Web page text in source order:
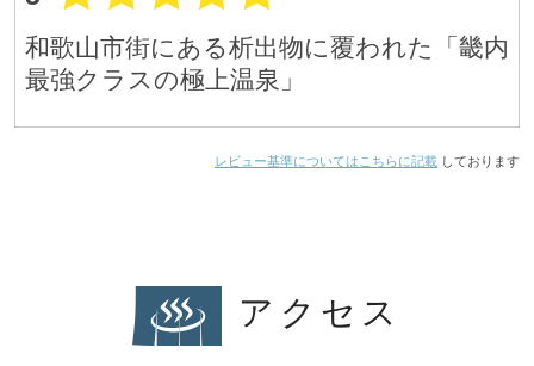
和歌山市街にある析出物に覆われた「畿内
最強クラスの極上温泉」
レビュー基準についてはこちらに記載 しております
アクセス